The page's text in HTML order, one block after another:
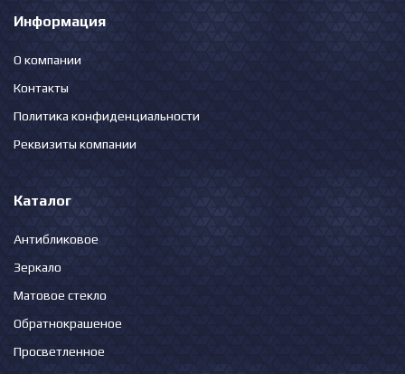
Информация
О компании
Контакты
Политика конфиденциальности
Реквизиты компании
Каталог
Антибликовое
Зеркало
Матовое стекло
Обратнокрашеное
Просветленное